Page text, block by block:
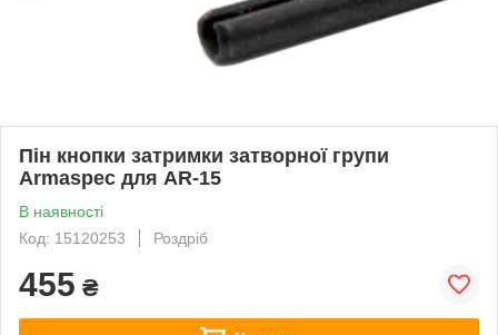
Пін кнопки затримки затворної групи
Armaspec для AR-15
В наявності
Код: 15120253
Роздріб
455 ₴